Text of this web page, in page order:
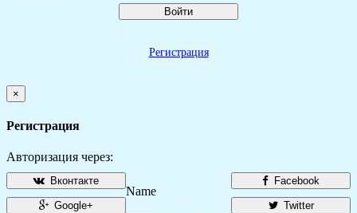
Войти
Регистрация
×
Регистрация
Авторизация через:
Facebook
Вконтакте
Twitter
Google+
Name